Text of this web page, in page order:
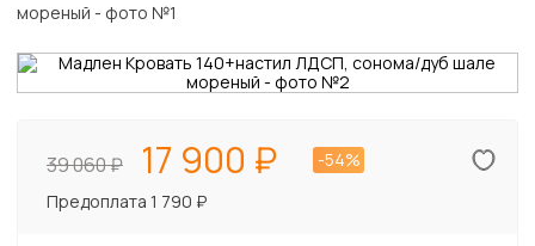
39 060 17 900
-54%
Предоплата 1 790 ₽